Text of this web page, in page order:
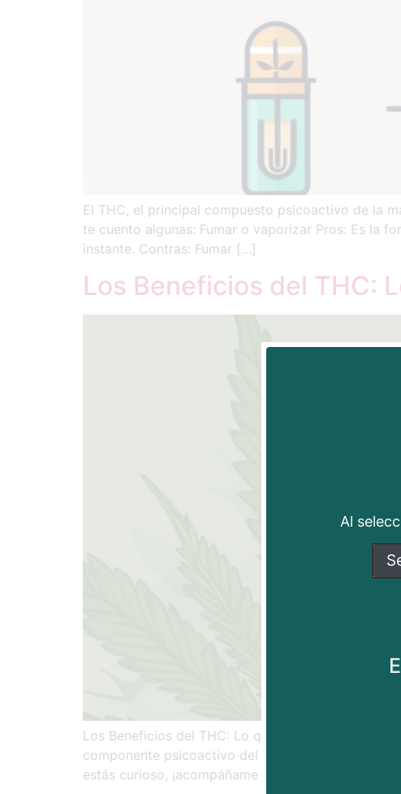
El THC, el principal compuesto psicoactivo de la
te cuento algunas: Fumar o vaporizar Pros: Es la
instante. Contras: Fumar […]
Los Beneficios del THC:
Los Beneficios del THC: Lo que Tal Vez No
componente psicoactivo del cannabis. Pero no
estás curioso, ¡acompáñame y te […]
Al